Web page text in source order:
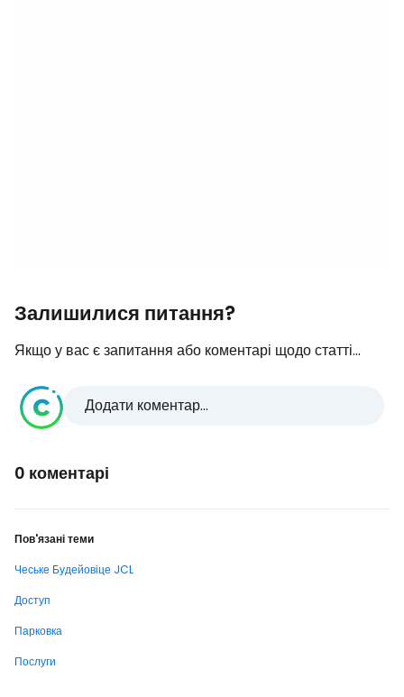
Залишилися питання?
Якщо у вас є запитання або коментарі щодо статті...
Додати коментар...
0 коментарі
Пов'язані теми
Чеське Будейовіце JCL
Доступ
Парковка
Послуги